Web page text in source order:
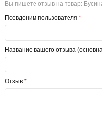
Вы пишете отзыв на товар:
*
Псевдоним пользователя
Название вашего отзыва
*
Отзыв